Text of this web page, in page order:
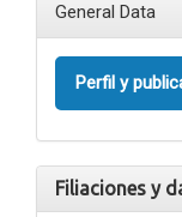
General Data
Perfil y
Filiaciones y